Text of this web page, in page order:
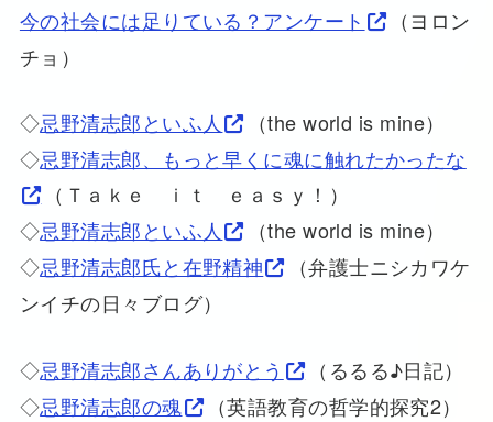
今の社会には足りている？アンケート
（ヨロン
チョ）
◇忌野清志郎といふ人
（the world is mine）
◇忌野清志郎、もっと早くに魂に触れたかったな
（Ｔａｋｅ ｉｔ ｅａｓｙ！）
◇忌野清志郎といふ人
（the world is mine）
◇忌野清志郎氏と在野精神
（弁護士ニシカワケ
ンイチの日々ブログ）
◇忌野清志郎さんありがとう
（るるる♪日記）
◇忌野清志郎の魂
（英語教育の哲学的探究2）